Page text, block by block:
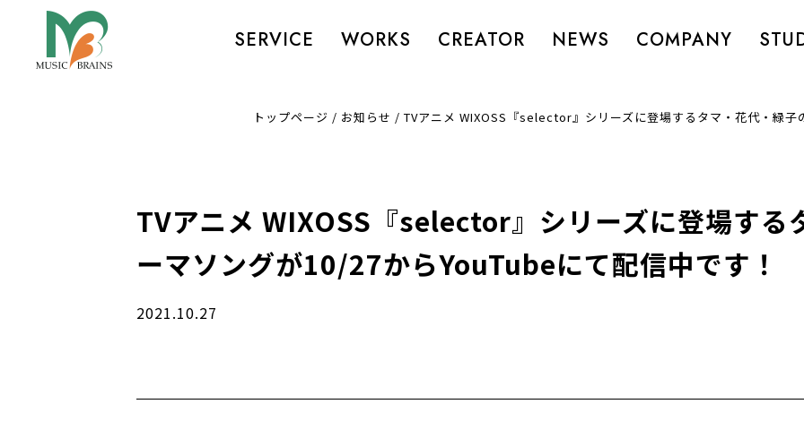
SERVICE WORKS CREATOR NEWS COMPANY
トップページ / お知らせ /TVアニメ WIXOSS『selector』シリーズに登場するタマ・花代・緑
TVアニメ WIXOSS『selector』シリーズに登場する
ーマソングが10/27からYouTubeにて配信中です！
2021.10.27